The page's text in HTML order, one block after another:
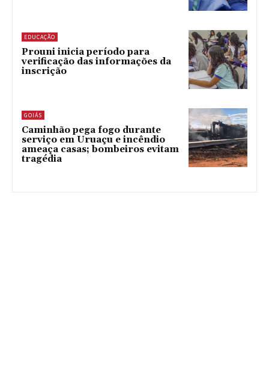
EDUCAÇÃO
Prouni inicia período para
verificação das informações da
inscrição
GOIÁS
Caminhão pega fogo durante
serviço em Uruaçu e incêndio
ameaça casas; bombeiros evitam
tragédia